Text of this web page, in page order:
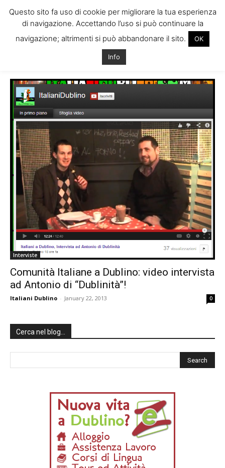
Tag: antonio dublinità
Interviste
Comunità Italiane a Dublino: video intervista
ad Antonio di “Dublinità”!
Italiani Dublino - January 22, 2013 0
Cerca nel blog…
Questo sito fa uso di cookie per migliorare la tua esperienza
di navigazione. Accettando l’uso si può continuare la
navigazione; altrimenti si può abbandonare il sito.
OK
Info